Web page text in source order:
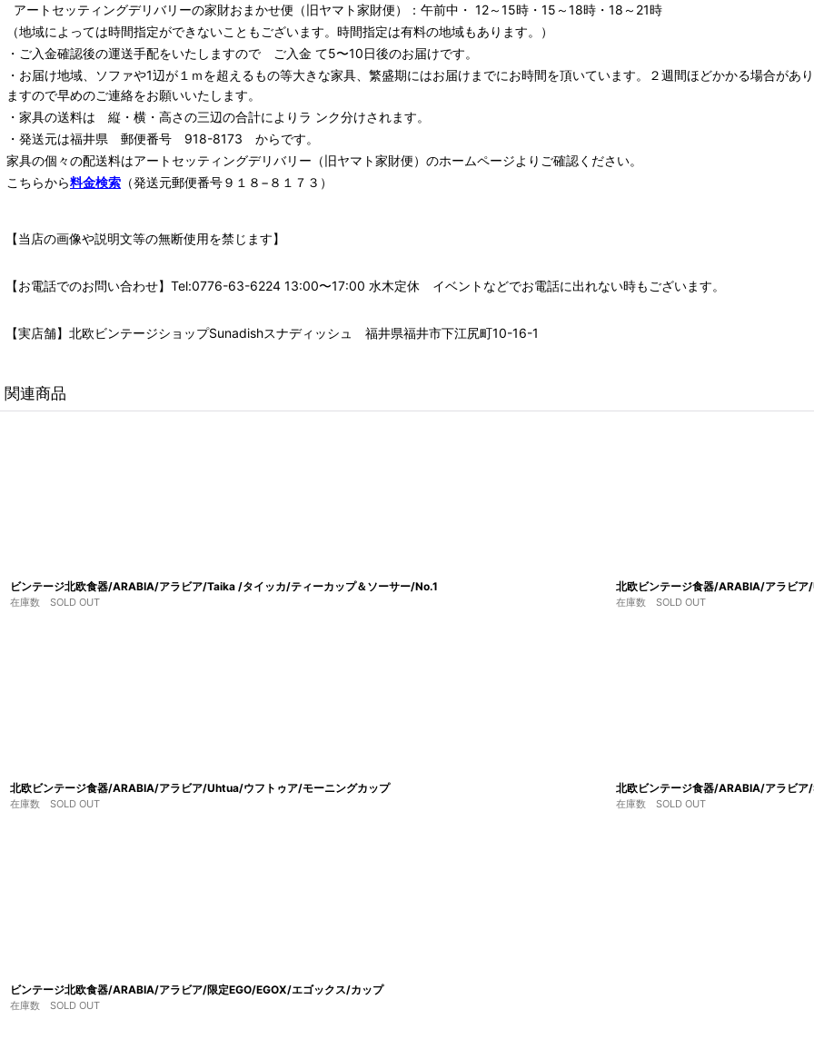
アートセッティングデリバリーの家財おまかせ便 （旧ヤマト家財便）：午前中・ 12～15時・15～18時・18～21時
（地域によっては時間指定ができないこともございます。時間指定は有料の地域もあります。）
・ご入金確認後の運送手配をいたしますので ご入金 て5〜10日後のお届けです。
・お届け地域、ソファや1辺が１ｍを超えるもの等大きな家具、繁盛期にはお届けまでにお時間を頂いています。２週間ほどかかる場合があり
ますので早めのご連絡をお願いいたします。
・家具の送料は 縦・横・高さの三辺の合計によりラ ンク分けされます。
・発送元は福井県 郵便番号 918-8173 からです。
家具の個々の配送料はアートセッティングデリバリー （旧ヤマト家財便） のホームページよりご確認ください。
こちらから料金検索 （発送元郵便番号９１８−８１７３）
【当店の画像や説明文等の無断使用を禁じます】
【お電話でのお問い合わせ】Tel:0776-63-6224 13:00〜17:00 水木定休 イベントなどでお電話に出れない時もございます。
【実店舗】北欧ビンテージショップSunadishスナディッシュ 福井県福井市下江尻町10-16-1
関連商品
ビンテージ北欧食器/ARABIA/アラビア/Taika /タイッカ/ティーカップ＆ソーサー/No.1
在庫数 SOLD OUT
北欧ビンテージ食器/ARABIA/アラビ
在庫数 SOLD OUT
北欧ビンテージ食器/ARABIA/アラビア/Uhtua/ウフトゥア/モーニングカップ
在庫数 SOLD OUT
北欧ビンテージ食器/ARABIA/アラビ
在庫数 SOLD OUT
ビンテージ北欧食器/ARABIA/アラビア/限定EGO/EGOX/エゴックス/カップ
在庫数 SOLD OUT